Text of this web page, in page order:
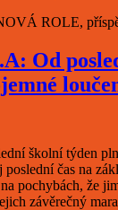
Od
školní týden
čas na
pochybách, že
závěrečný